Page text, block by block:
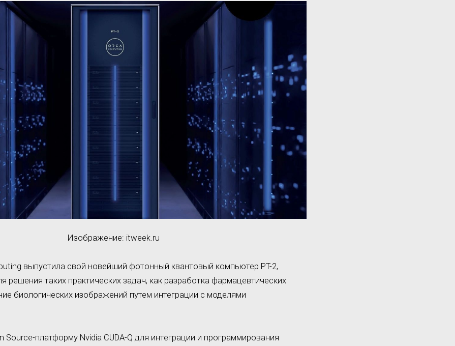
Изображение: itweek.ru
выпустила свой новейший фотонный квантовый компьютер PT-2,
решения таких практических задач, как разработка фармацевтических
биологических изображений путем интеграции с моделями
Source-платформу Nvidia CUDA-Q для интеграции и программирования